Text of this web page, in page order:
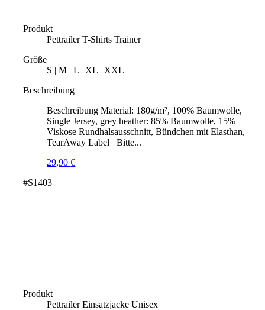
Produkt
Pettrailer T-Shirts Trainer
Größe
S | M | L | XL | XXL
Beschreibung
Beschreibung Material: 180g/m², 100% Baumwolle,
Single Jersey, grey heather: 85% Baumwolle, 15%
Viskose Rundhalsausschnitt, Bündchen mit Elasthan,
TearAway Label Bitte...
29,90€
#S1403
Produkt
Pettrailer Einsatzjacke Unisex